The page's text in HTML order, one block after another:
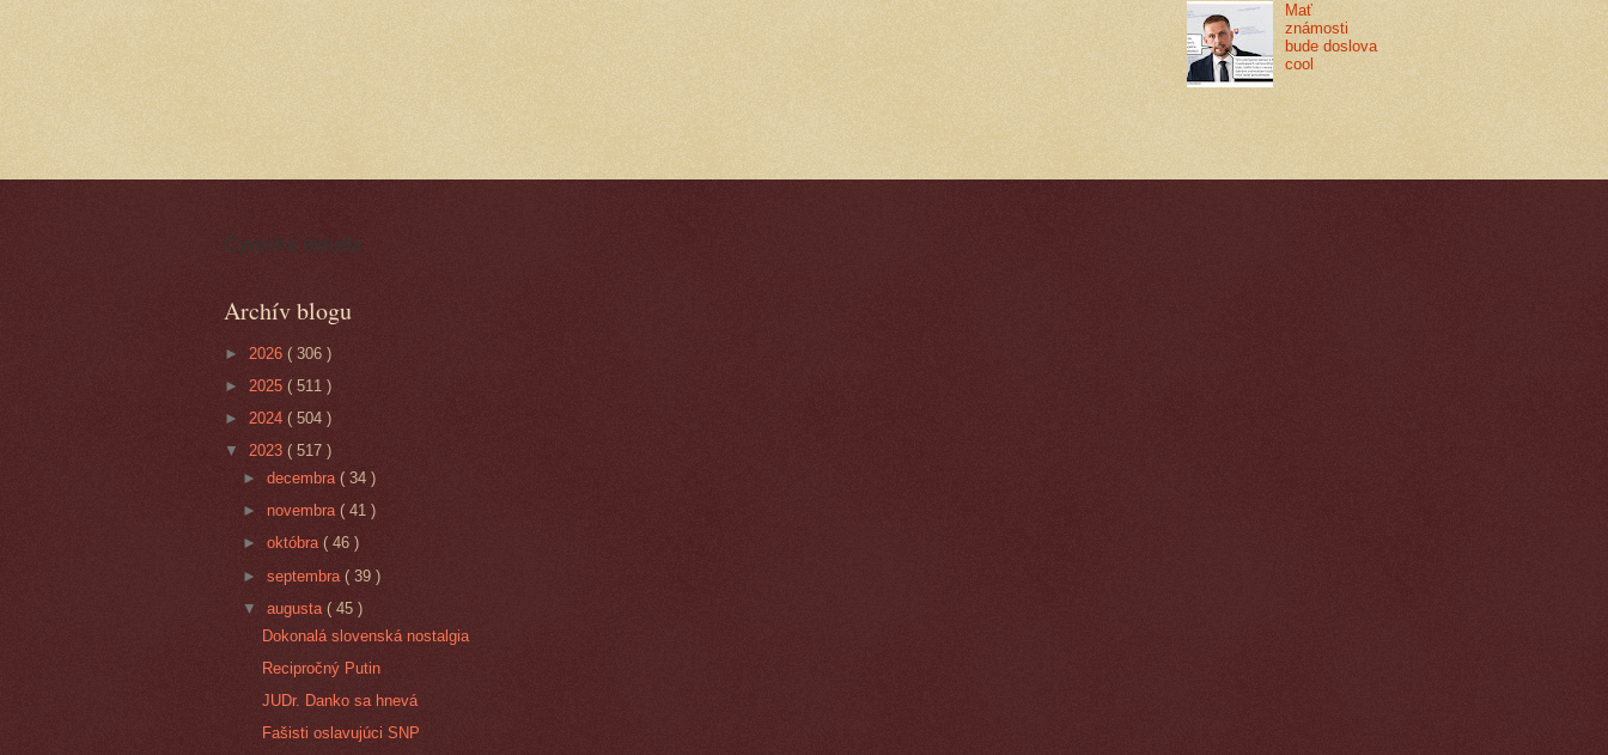
Mať
známosti
bude doslova
cool
Cynická obluda
Archív blogu
► 2026 ( 306 )
► 2025 ( 511 )
► 2024 ( 504 )
▼ 2023 ( 517 )
►decembra( 34 )
►novembra( 41 )
►októbra( 46 )
►septembra( 39 )
▼augusta( 45 )
Dokonalá slovenská nostalgia
Recipročný Putin
JUDr. Danko sa hnevá
Fašisti oslavujúci SNP